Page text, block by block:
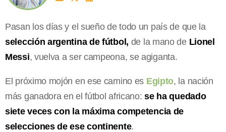
Pasan los días y el sueño de todo un país de que la
selección argentina de fútbol, de la mano de Lionel
Messi, vuelva a ser campeona, se agiganta.
El próximo mojón en ese camino es Egipto, la nación
más ganadora en el fútbol africano:se ha quedado
siete veces con la máxima competencia de
selecciones de ese continente.